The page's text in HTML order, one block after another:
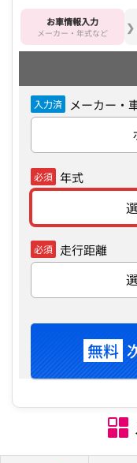
お車情報入力
メーカー・年式など
入力済 メーカー・
必須 年式
必須 走行距離
無料